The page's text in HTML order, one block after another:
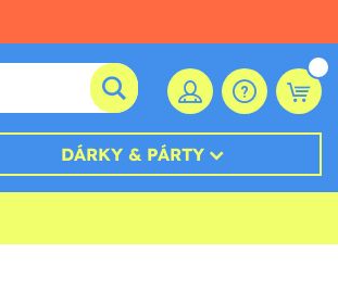
DÁRKY & PÁRTY